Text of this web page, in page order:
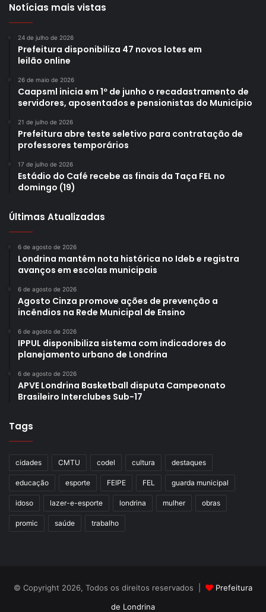
Notícias mais vistas
24 de julho de 2026
Prefeitura disponibiliza 47 novos lotes em
leilão online
26 de maio de 2026
Caapsml inicia em 1º de junho o recadastramento de
servidores, aposentados e pensionistas do Município
21 de julho de 2026
Prefeitura abre teste seletivo para contratação de
professores temporários
17 de julho de 2026
Estádio do Café recebe as finais da Taça FEL no
domingo (19)
Últimas Atualizadas
6 de agosto de 2026
Londrina mantém nota histórica no Ideb e registra
avanços em escolas municipais
6 de agosto de 2026
Agosto Cinza promove ações de prevenção a
incêndios na Rede Municipal de Ensino
6 de agosto de 2026
IPPUL disponibiliza sistema com indicadores do
planejamento urbano de Londrina
6 de agosto de 2026
APVE Londrina Basketball disputa Campeonato
Brasileiro Interclubes Sub-17
Tags
cidades CMTU codel cultura destaques
educação esporte FEIPE FEL guarda municipal
idoso lazer-e-esporte londrina mulher obras
promic saúde trabalho
© Copyright 2026, Todos os direitos reservados |
Prefeitura
de Londrina